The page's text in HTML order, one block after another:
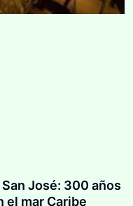
José: 300 años
el mar Caribe